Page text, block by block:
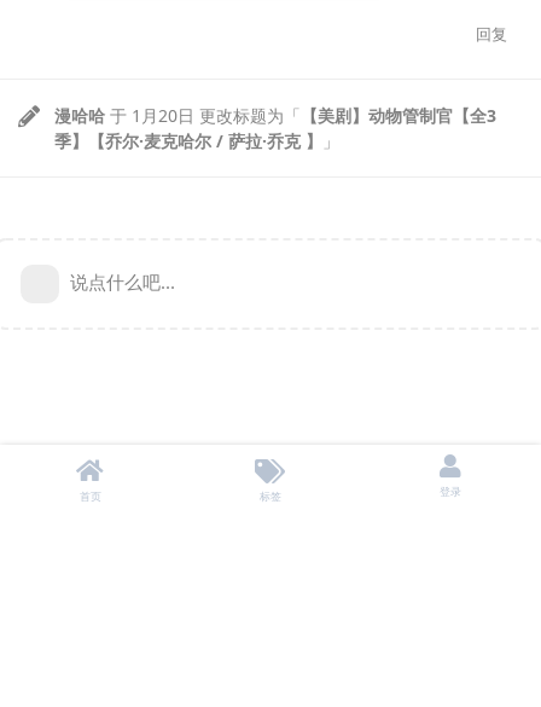
回复
漫哈哈 于 1月20日 更改标题为「 【美剧】动物管制官【全3
季】【乔尔·麦克哈尔 / 萨拉·乔克 】
」
说点什么吧...
首页 标签 登录